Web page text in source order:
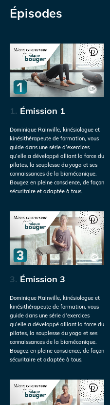
Épisodes
1. Émission 1
Dominique Rainville, kinésiologue et
kinésithérapeute de formation, vous
guide dans une série d’exercices
qu’elle a développé alliant la force du
pilates, la souplesse du yoga et ses
connaissances de la biomécanique.
Bougez en pleine conscience, de façon
sécuritaire et adaptée à tous.
3. Émission 3
Dominique Rainville, kinésiologue et
kinésithérapeute de formation, vous
guide dans une série d’exercices
qu’elle a développé alliant la force du
pilates, la souplesse du yoga et ses
connaissances de la biomécanique.
Bougez en pleine conscience, de façon
sécuritaire et adaptée à tous.